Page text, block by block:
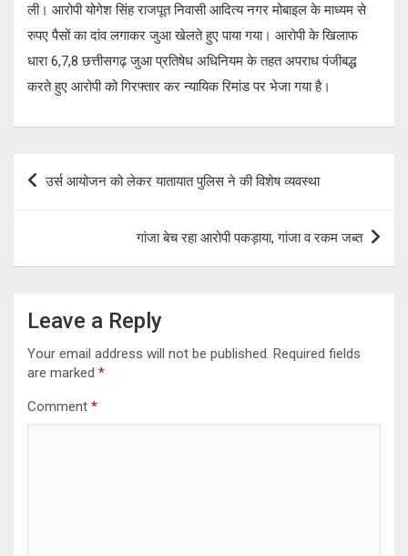
ली। आरोपी योगेश सिंह राजपूत निवासी आदित्य नगर मोबाइल के माध्यम से
रुपए पैसों का दांव लगाकर जुआ खेलते हुए पाया गया। आरोपी के खिलाफ
धारा 6,7,8 छत्तीसगढ़ जुआ प्रतिषेध अधिनियम के तहत अपराध पंजीबद्ध
करते हुए आरोपी को गिरफ्तार कर न्यायिक रिमांड पर भेजा गया है।
Post
उर्स आयोजन को लेकर यातायात पुलिस ने की विशेष व्यवस्था
गांजा बेच रहा आरोपी पकड़ाया, गांजा व रकम जब्त
Leave a Reply
Your email address will not be published. Required fields
are marked *
Comment *